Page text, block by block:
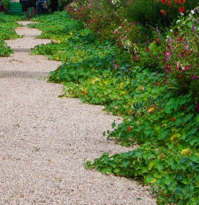
ENGLISH CONTACT